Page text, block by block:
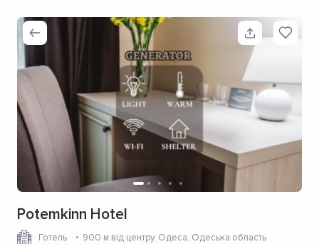
Potemkinn Hotel
Готель 900 м від центру, Одеса, Одеська область